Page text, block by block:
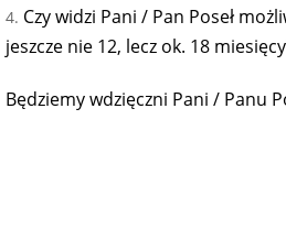
Czy widzi Pani / Pan Poseł
jeszcze nie 12, lecz ok. 18
Będziemy wdzięczni Pani / Panu